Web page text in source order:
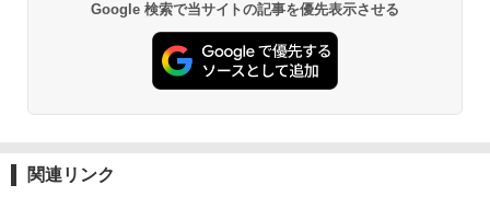
Google 検索で当サイトの記事を優先表示させる
関連リンク